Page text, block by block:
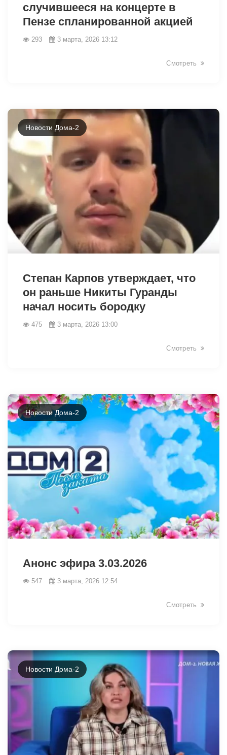
случившееся на концерте в
Пензе спланированной акцией
293 3 марта, 2026 13:12
Смотреть
Новости Дома-2
Степан Карпов утверждает, что
он раньше Никиты Гуранды
начал носить бородку
475 3 марта, 2026 13:00
Смотреть
Новости Дома-2
Анонс эфира 3.03.2026
547 3 марта, 2026 12:54
Смотреть
Новости Дома-2